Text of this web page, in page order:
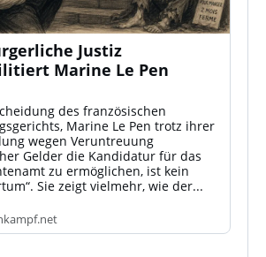
Justiz
Marine Le Pen
des französischen
Marine Le Pen trotz ihrer
wegen Veruntreuung
Gelder die Kandidatur für das
zu ermöglichen, ist kein
Sie zeigt vielmehr, wie der...